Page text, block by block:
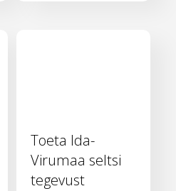
Toeta Ida-
Virumaa seltsi
tegevust